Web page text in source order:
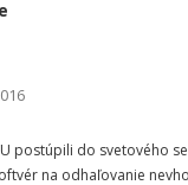
postúpili do svetového
na odhaľovanie